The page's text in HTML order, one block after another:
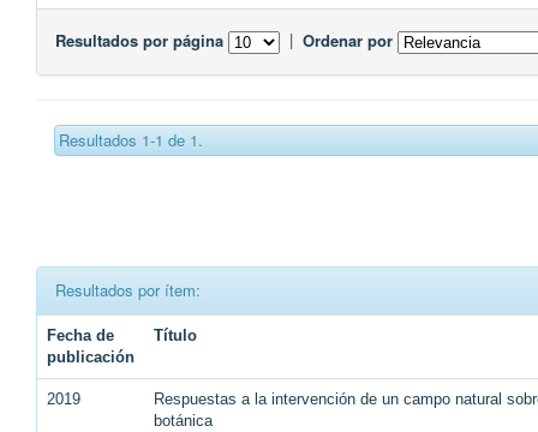
Resultados por página | Ordenar por
Resultados 1-1 de 1.
Resultados por ítem:
Fecha de
publicación
Título
2019
Respuestas a la intervención de un campo natural
botánica